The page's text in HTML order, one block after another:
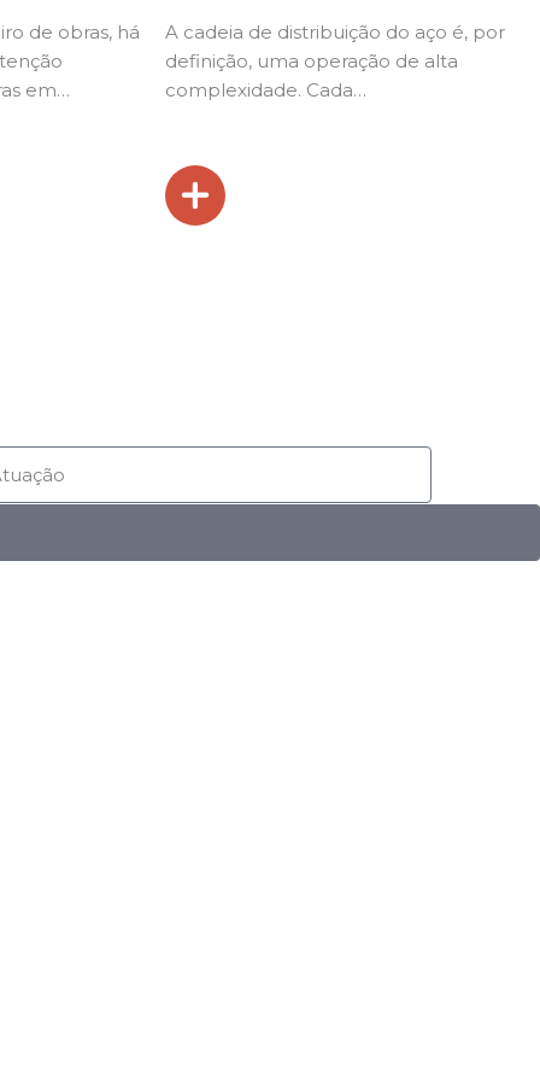
de obras, há
em…
A cadeia de distribuição do aço é, por
definição, uma operação de alta
complexidade. Cada…